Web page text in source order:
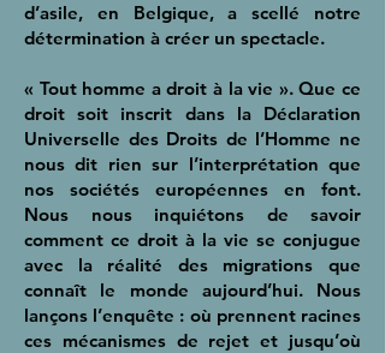
d’asile, en Belgique, a scellé notre
détermination à créer un spectacle.
« Tout homme a droit à la vie ». Que ce
droit soit inscrit dans la Déclaration
Universelle des Droits de l’Homme ne
nous dit rien sur l’interprétation que
nos sociétés européennes en font.
Nous nous inquiétons de savoir
comment ce droit à la vie se conjugue
avec la réalité des migrations que
connaît le monde aujourd’hui. Nous
lançons l’enquête : où prennent racines
ces mécanismes de rejet et jusqu’où